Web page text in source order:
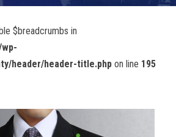
$breadcrumbs in
header/header-title.php on line 195